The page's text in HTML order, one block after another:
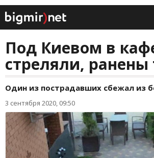
Под Киевом в
стреляли, ранены
Один из пострадавших сбежал из
3 сентября 2020, 09:50